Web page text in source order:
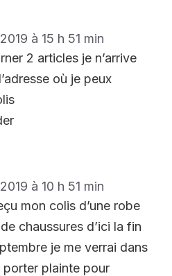
à 15 h 51 min
2 articles je n’arrive
où je peux
à 10 h 51 min
mon colis d’une robe
chaussures d’ici la fin
je me verrai dans
porter plainte pour